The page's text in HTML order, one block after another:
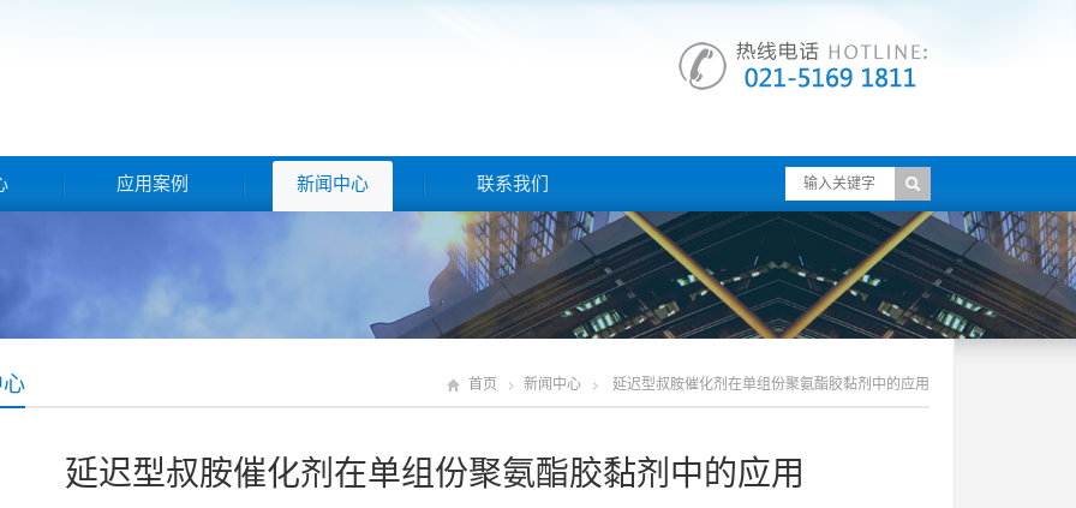
应用案例 新闻中心 联系我们
首页 新闻中心 延迟型叔胺催化剂在单组份聚氨酯胶黏剂中的应用
延迟型叔胺催化剂在单组份聚氨酯胶黏剂中的应用